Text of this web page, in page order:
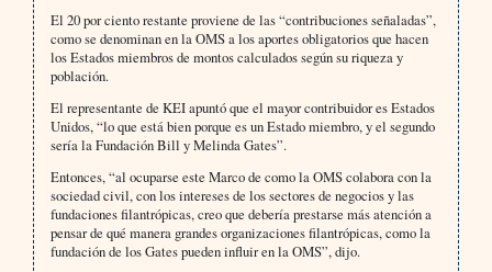
El 20 por ciento restante proviene de las “contribuciones señaladas”,
como se denominan en la OMS a los aportes obligatorios que hacen
los Estados miembros de montos calculados según su riqueza y
población.
El representante de KEI apuntó que el mayor contribuidor es Estados
Unidos, “lo que está bien porque es un Estado miembro, y el segundo
sería la Fundación Bill y Melinda Gates”.
Entonces, “al ocuparse este Marco de como la OMS colabora con la
sociedad civil, con los intereses de los sectores de negocios y las
fundaciones filantrópicas, creo que debería prestarse más atención a
pensar de qué manera grandes organizaciones filantrópicas, como la
fundación de los Gates pueden influir en la OMS”, dijo.